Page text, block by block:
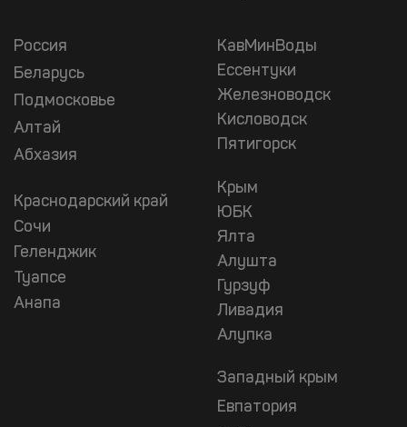
Россия
Беларусь
Подмосковье
Алтай
Абхазия
Краснодарский край
Сочи
Геленджик
Туапсе
Анапа
КавМинВоды
Ессентуки
Железноводск
Кисловодск
Пятигорск
Крым
ЮБК
Ялта
Алушта
Гурзуф
Ливадия
Алупка
Западный крым
Евпатория